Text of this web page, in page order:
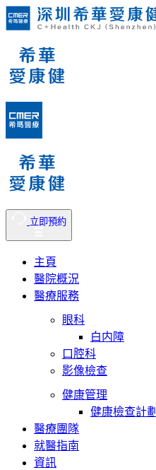
立即預約
主頁
醫院概況
醫療服務
眼科
白内障
口腔科
影像檢查
健康管理
健康檢查計劃
醫療團隊
就醫指南
資訊